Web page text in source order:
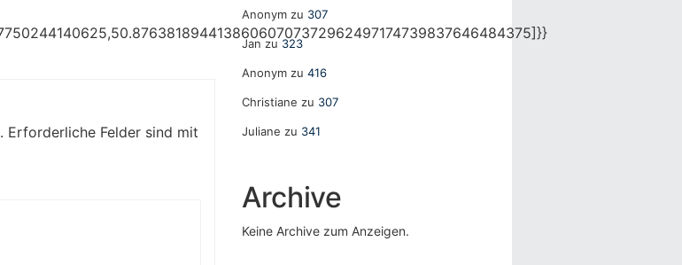
Erforderliche Felder sind mit
Anonymzu 307
Jan zu 323
Anonymzu 416
Christiane zu 307
Juliane zu 341
Archive
Keine Archive zum Anzeigen.